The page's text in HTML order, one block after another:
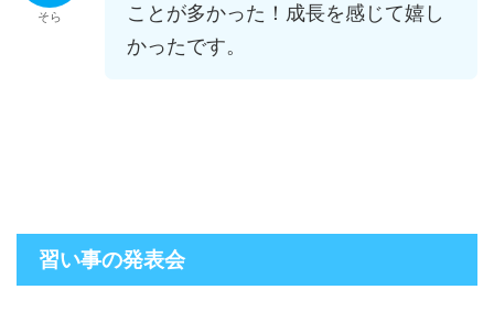
そら
ことが多かった！成長を感じて嬉し
かったです。
習い事の発表会